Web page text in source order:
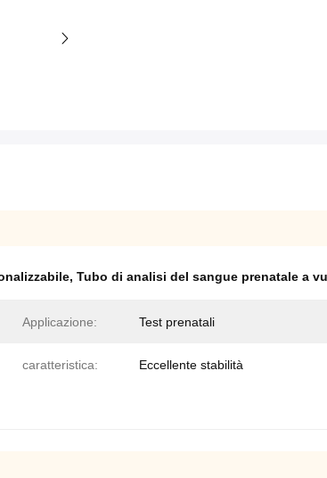
, Tubo di analisi del sangue prenatale a
Applicazione: Test prenatali
caratteristica: Eccellente stabilità